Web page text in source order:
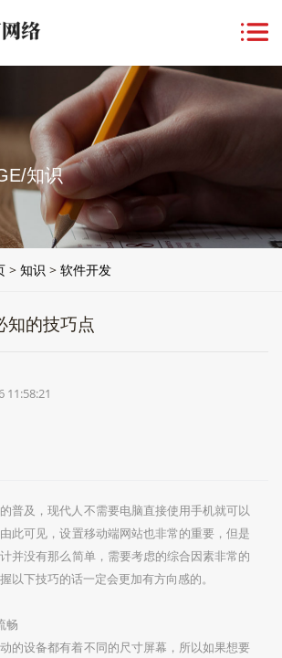
知识
> 知识 > 软件开发
知的技巧点
11:58:21
普及，现代人不需要电脑直接使用手机就可以
此可见，设置移动端网站也非常的重要，但是
并没有那么简单，需要考虑的综合因素非常的
以下技巧的话一定会更加有方向感的。
畅
设备都有着不同的尺寸屏幕，所以如果想要